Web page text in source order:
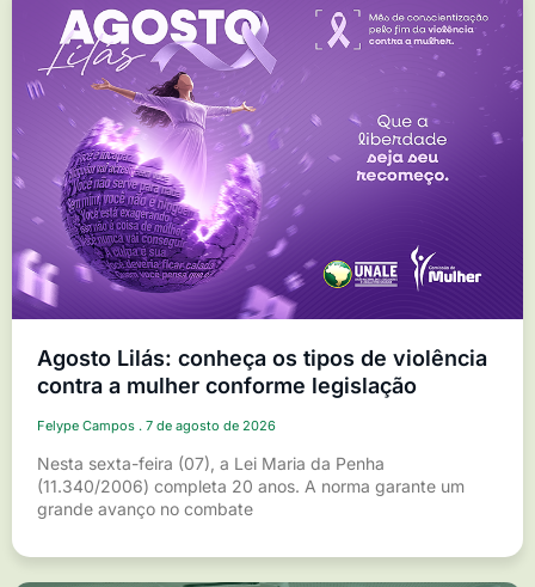
Agosto Lilás: conheça os tipos de violência
contra a mulher conforme legislação
Felype Campos 7 de agosto de 2026
Nesta sexta-feira (07), a Lei Maria da Penha
(11.340/2006) completa 20 anos. A norma garante um
grande avanço no combate